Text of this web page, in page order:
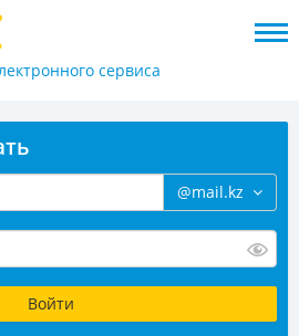
сервиса
@mail.kz